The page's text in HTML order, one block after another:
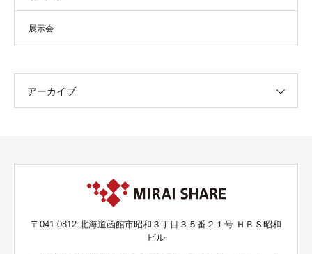
展示会
アーカイブ
〒041-0812 北海道函館市昭和３丁目３５番２１号 ＨＢＳ昭和
ビル